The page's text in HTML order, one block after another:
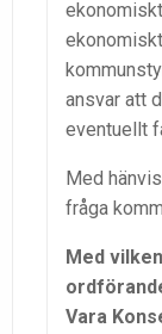
ansvar att
eventuellt
Med
fråga
Med
Vara